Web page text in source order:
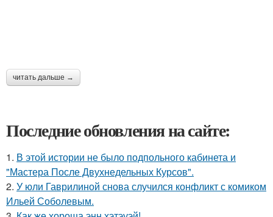
читать дальше →
Последние обновления на сайте:
1. В этой истории не было подпольного кабинета и
"Мастера После Двухнедельных Курсов".
2. У юли Гаврилиной снова случился конфликт с комиком
Ильей Соболевым.